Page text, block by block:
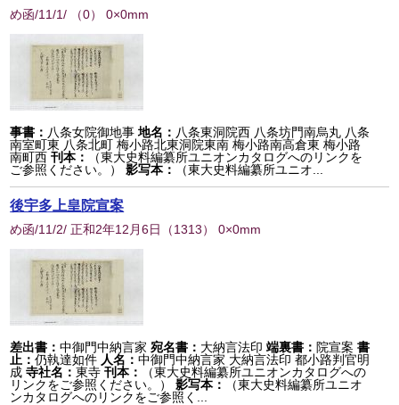
め函/11/1/ （0） 0×0mm
事書： 八条女院御地事 地名： 八条東洞院西 八条坊門南烏丸 八条
南室町東 八条北町 梅小路北東洞院東南 梅小路南高倉東 梅小路
南町西 刊本：
（東大史料編纂所ユニオンカタログへのリンクを
ご参照ください。）
影写本： （東大史料編纂所ユニオ...
後宇多上皇院宣案
め函/11/2/ 正和2年12月6日 （1313） 0×0mm
差出書：中御門中納言家 宛名書： 大納言法印 端裏書： 院宣案 書
止：仍執達如件 人名：中御門中納言家 大納言法印 都小路判官明
成 寺社名：東寺 刊本：
（東大史料編纂所ユニオンカタログへの
リンクをご参照ください。）
影写本：
（東大史料編纂所ユニオ
ンカタログへのリンクをご参照く...